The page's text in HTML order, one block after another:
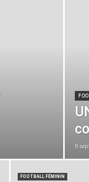
9
FOOTBALL FÉMININ